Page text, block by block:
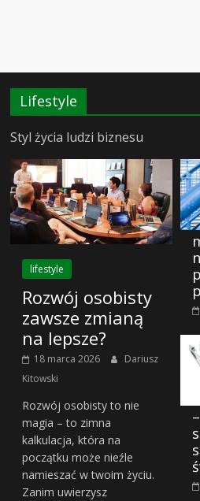
Lifestyle
Styl życia ludzi biznesu
lifestyle
Rozwój osobisty
zawsze zmianą
na lepsze?
18 marca 2026
Dariusz
Kitowski
Rozwój osobisty to nie
magia – to zimna
kalkulacja, która na
początku może nieźle
namieszać w twoim życiu.
Zanim uwierzysz